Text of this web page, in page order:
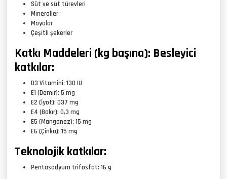
Süt ve süt türevleri
Mineraller
Mayalar
Çeşitli şekerler
Katkı Maddeleri (kg başına): Besleyici
katkılar:
D3 Vitamini: 130 IU
E1 (Demir): 5 mg
E2 (İyot): 037 mg
E4 (Bakır): 0,3 mg
E5 (Manganez): 15 mg
E6 (Çinko): 15 mg
Teknolojik katkılar:
Pentasodyum trifosfat: 16 g